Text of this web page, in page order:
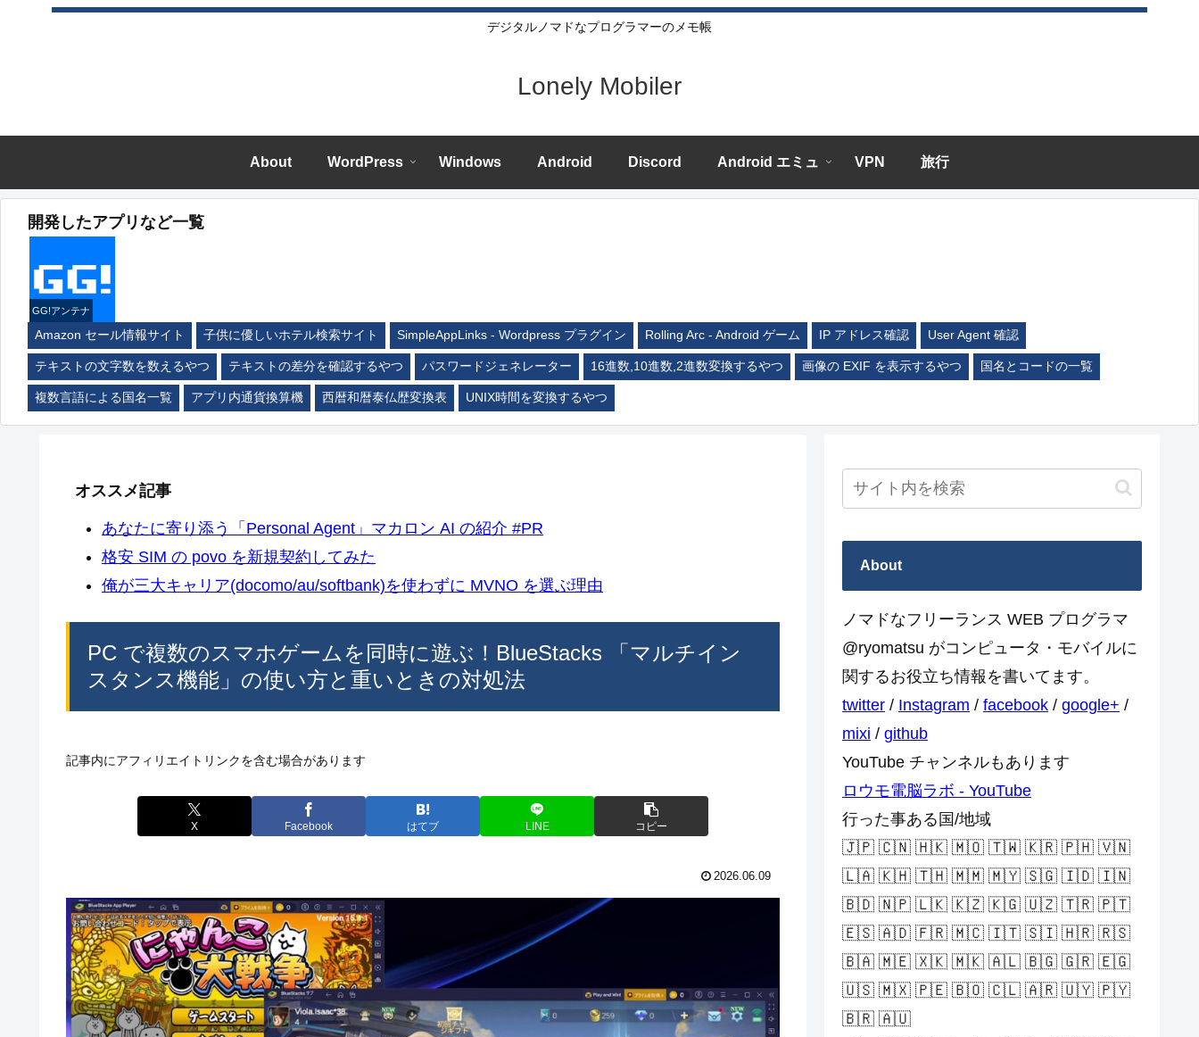
デジタルノマドなプログラマーのメモ帳
Lonely Mobiler
About WordPress Windows Android Discord Android エミュ VPN 旅行
開発したアプリなど一覧
GG!アンテナ
Amazon セール情報サイト 子供に優しいホテル検索サイト SimpleAppLinks - Wordpress プラグイン Rolling Arc - Android ゲーム IP アドレス確認 User Agent 確認
テキストの文字数を数えるやつ テキストの差分を確認するやつ パスワードジェネレーター 16進数,10進数,2進数変換するやつ 画像の EXIF を表示するやつ 国名とコードの一覧
複数言語による国名一覧 アプリ内通貨換算機 西暦和暦泰仏歴変換表 UNIX時間を変換するやつ
オススメ記事
あなたに寄り添う「Personal Agent」マカロン AI の紹介 #PR
格安 SIM の povo を新規契約してみた
俺が三大キャリア(docomo/au/softbank)を使わずに MVNO を選ぶ理由
PC で複数のスマホゲームを同時に遊ぶ！BlueStacks 「マルチイン
スタンス機能」の使い方と重いときの対処法
記事内にアフィリエイトリンクを含む場合があります
X Facebook はてブ LINE コピー
2026.06.09
About
ノマドなフリーランス WEB プログラマ
@ryomatsu がコンピュータ・モバイルに
関するお役立ち情報を書いてます。
twitter / Instagram / facebook / google+ /
mixi / github
YouTube チャンネルもあります
ロウモ電脳ラボ - YouTube
行った事ある国/地域
🇯🇵 🇨🇳 🇭🇰 🇲🇴 🇹🇼 🇰🇷 🇵🇭 🇻🇳
🇱🇦 🇰🇭 🇹🇭 🇲🇲 🇲🇾 🇸🇬 🇮🇩 🇮🇳
🇧🇩 🇳🇵 🇱🇰 🇰🇿 🇰🇬 🇺🇿 🇹🇷 🇵🇹
🇪🇸 🇦🇩 🇫🇷 🇲🇨 🇮🇹 🇸🇮 🇭🇷 🇷🇸
🇧🇦 🇲🇪 🇽🇰 🇲🇰 🇦🇱 🇧🇬 🇬🇷 🇪🇬
🇺🇸 🇲🇽 🇵🇪 🇧🇴 🇨🇱 🇦🇷 🇺🇾 🇵🇾
🇧🇷 🇦🇺